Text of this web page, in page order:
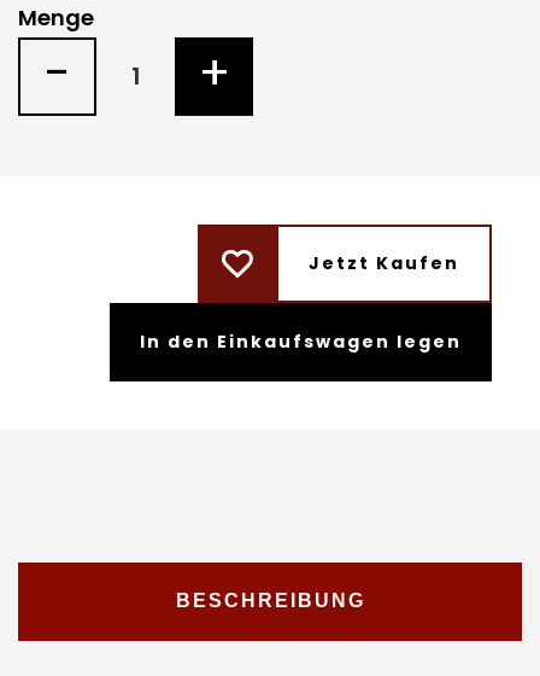
Menge
- +
Jetzt Kaufen
In den Einkaufswagen legen
BESCHREIBUNG